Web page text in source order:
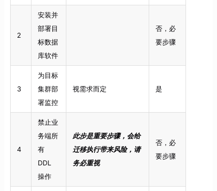
2
安装并
部署目
标数据
库软件
否，必
要步骤
3
为目标
集群部
署监控
视需求而定 是
4
禁止业
务端所
有
DDL
操作
此步是重要步骤，会给
迁移执行带来风险，请
务必重视
否，必
要步骤